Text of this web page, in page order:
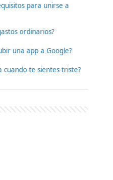
para unirse a
ordinarios?
una app a Google?
cuando te sientes triste?